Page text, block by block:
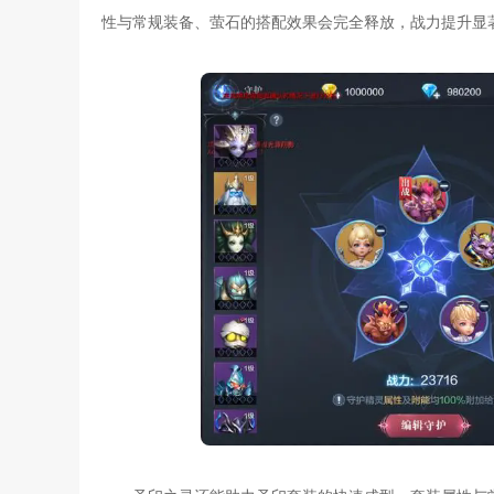
性与常规装备、萤石的搭配效果会完全释放，战力提升显